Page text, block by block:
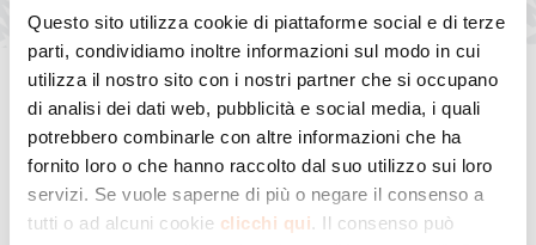
Questo sito utilizza cookie di piattaforme social e di terze
parti, condividiamo inoltre informazioni sul modo in cui
utilizza il nostro sito con i nostri partner che si occupano
di analisi dei dati web, pubblicità e social media, i quali
potrebbero combinarle con altre informazioni che ha
fornito loro o che hanno raccolto dal suo utilizzo sui loro
servizi. Se vuole saperne di più o negare il consenso a
tutti o ad alcuni cookie clicchi qui. Il consenso può